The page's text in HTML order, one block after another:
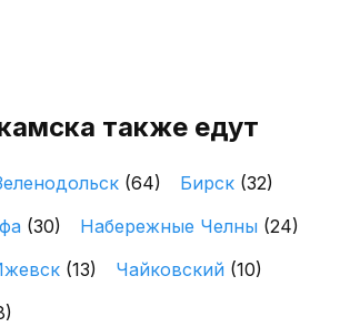
также едут
(64) Бирск (32)
(30) Набережные Челны (24)
(13) Чайковский (10)